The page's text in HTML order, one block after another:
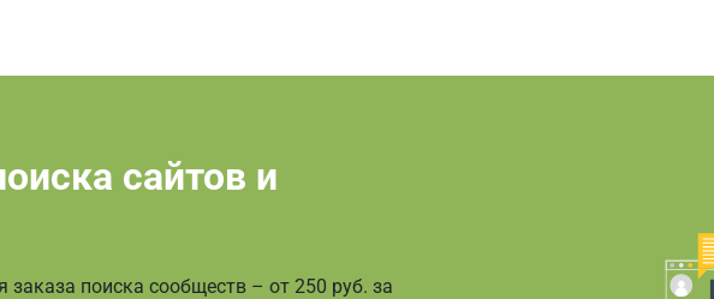
сайтов и
поиска сообществ – от 250 руб. за